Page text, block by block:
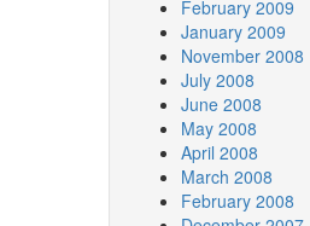
February 2009
January 2009
November 2008
July 2008
June 2008
May 2008
April 2008
March 2008
February 2008